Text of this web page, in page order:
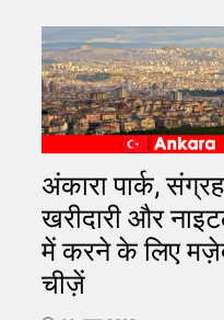
अंकारा पार्क,
खरीदारी और
में करने के लिए
चीज़ें